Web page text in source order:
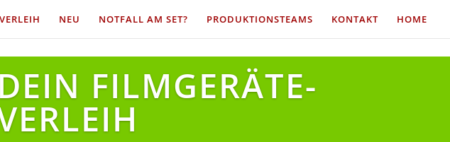
VERLEIH NEU NOTFALL AM SET? PRODUKTIONSTEAMS KONTAKT HOME
DEIN FILMGERÄTE-